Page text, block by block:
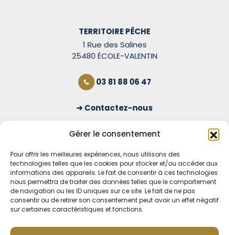
Gérer le consentement
Pour offrir les meilleures expériences, nous utilisons des
technologies telles que les cookies pour stocker et/ou accéder aux
informations des appareils. Le fait de consentir à ces technologies
nous permettra de traiter des données telles que le comportement
de navigation ou les ID uniques sur ce site. Le fait de ne pas
consentir ou de retirer son consentement peut avoir un effet négatif
sur certaines caractéristiques et fonctions.
TERRITOIRE PÊCHE
1 Rue des Salines
25480 ÉCOLE-VALENTIN
03 81 88 06 47
Contactez-nous
OUVERT TOUS LES JOURS
Voir nos horaires
MENTIONS LÉGALES